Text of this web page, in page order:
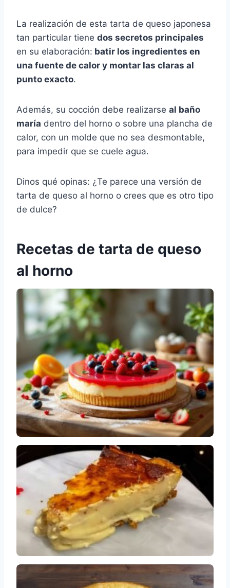
La realización de esta tarta de queso japonesa
tan particular tiene dos secretos principales
en su elaboración: batir los ingredientes en
una fuente de calor y montar las claras al
punto exacto.
Además, su cocción debe realizarse al baño
maría dentro del horno o sobre una plancha de
calor, con un molde que no sea desmontable,
para impedir que se cuele agua.
Dinos qué opinas: ¿Te parece una versión de
tarta de queso al horno o crees que es otro tipo
de dulce?
Recetas de tarta de queso
al horno
Deliciosa tarta de queso sin horno con gelatina
Tartas de queso fáciles y rápidas
Receta de Tarta de Queso al Horno de Cristina
Pedroche